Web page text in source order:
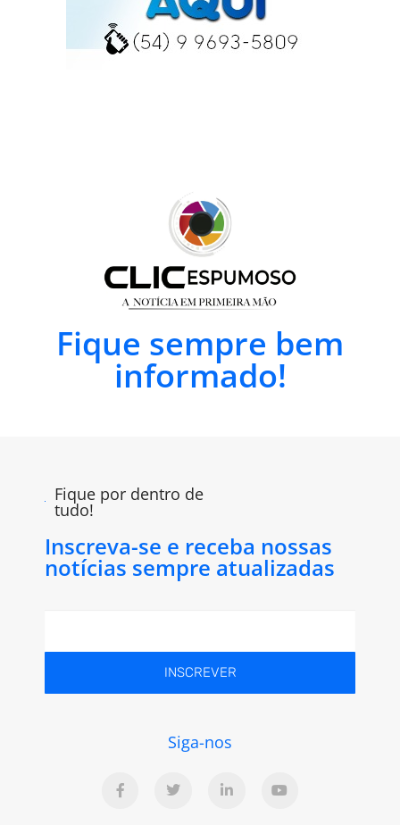
Fique sempre bem
informado!
Fique por dentro de
tudo!
Inscreva-se e receba nossas
notícias sempre atualizadas
INSCREVER
Siga-nos